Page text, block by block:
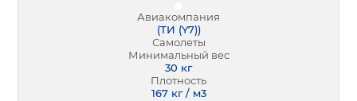
Авиакомпания
(ТИ (Y7))
Самолеты
Минимальный вес
30 кг
Плотность
167 кг / м3